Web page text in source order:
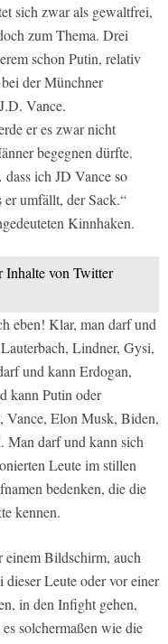
sich zwar als gewaltfrei,
zum Thema. Drei
schon Putin, relativ
der Münchner
Vance.
er es zwar nicht
begegnen dürfte.
ich JD Vance so
er umfällt, der Sack.“
Kinnhaken.
Inhalte von Twitter
eben! Klar, man darf und
Lindner, Gysi,
und kann Erdogan,
kann Putin oder
Elon Musk, Biden,
Man darf und kann sich
Leute im stillen
bedenken, die die
kennen.
Bildschirm, auch
Leute oder vor einer
in den Infight gehen,
solchermaßen wie die